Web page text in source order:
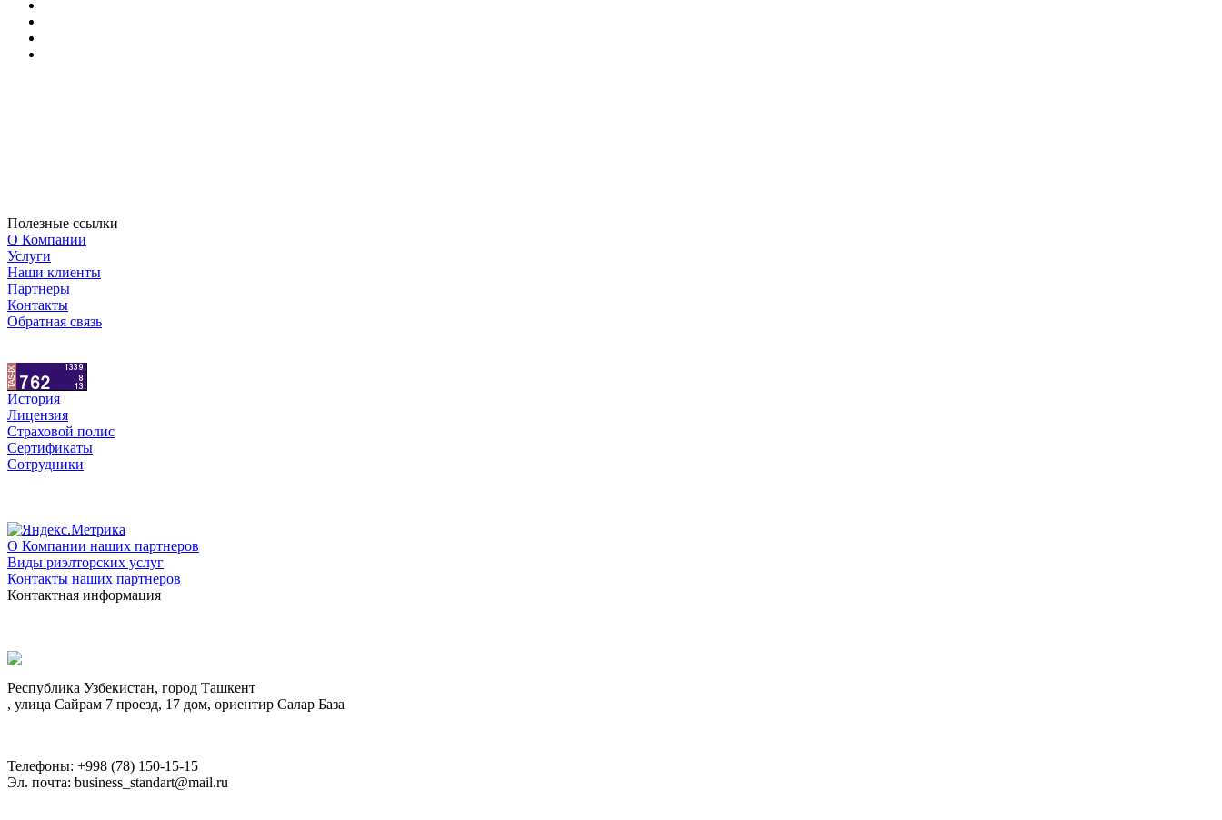
Полезные ссылки
О Компании
Услуги
Наши клиенты
Партнеры
Контакты
Обратная связь
История
Лицензия
Страховой полис
Сертификаты
Сотрудники
О Компании наших партнеров
Виды риэлторских услуг
Контакты наших партнеров
Контактная информация
Республика Узбекистан, город Ташкент
, улица Сайрам 7 проезд, 17 дом, ориентир Салар База
Телефоны: +998 (78) 150-15-15
Эл. почта: business_standart@mail.ru